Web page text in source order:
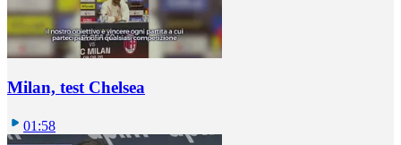
Milan, test Chelsea
01:58